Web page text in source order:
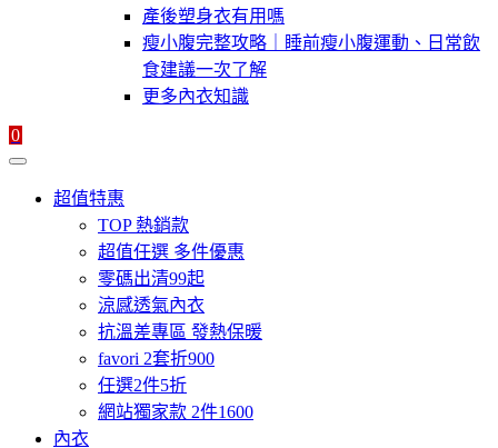
產後塑身衣有用嗎
瘦小腹完整攻略｜睡前瘦小腹運動、日常飲
食建議一次了解
更多內衣知識
0
超值特惠
TOP 熱銷款
超值任選 多件優惠
零碼出清99起
涼感透氣內衣
抗溫差專區 發熱保暖
favori 2套折900
任選2件5折
網站獨家款 2件1600
內衣